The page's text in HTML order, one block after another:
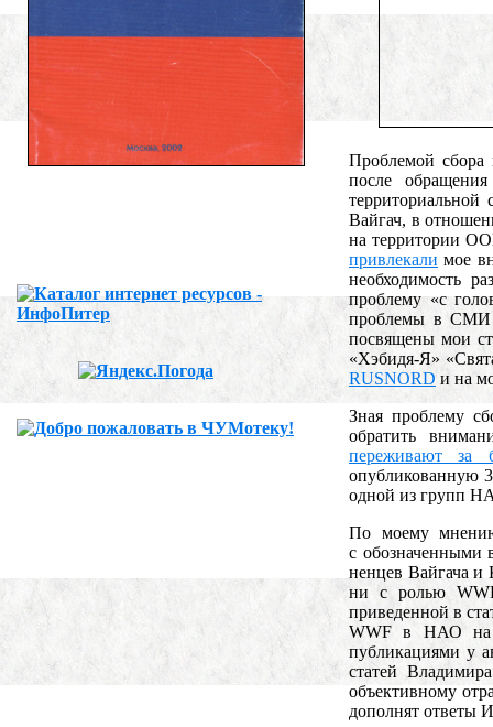
Проблемой сбора
после
Вайгач, в
на территории
привлекали мое
необходимость
проблему «с
проблемы в СМИ
посвящены мои
«Хэбидя-Я»
RUSNORDи на
Зная проблему
обратить
переживают за
опубликованную
одной из групп
По моему
с обозначенными
ненцев Вайгача и
ни с ролью
приведенной в
WWF в НАО на
публикациями у
статей
объективному
дополнят ответы